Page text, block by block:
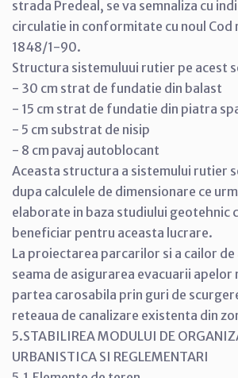
strada Predeal, se va semnaliza cu
circulatie in conformitate cu noul Cod
1848/1-90.
Structura sistemuluui rutier pe acest
- 30 cm strat de fundatie din balast
- 15 cm strat de fundatie din piatra
- 5 cm substrat de nisip
- 8 cm pavaj autoblocant
Aceasta structura a sistemului rutier
dupa calculele de dimensionare ce
elaborate in baza studiului geotehnic
beneficiar pentru aceasta lucrare.
La proiectarea parcarilor si a cailor de
seama de asigurarea evacuarii apelor
partea carosabila prin guri de
reteaua de canalizare existenta din
5.STABILIREA MODULUI DE
URBANISTICA SI REGLEMENTARI